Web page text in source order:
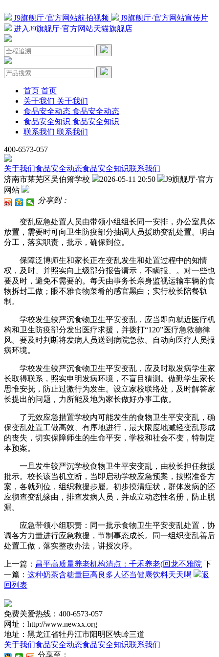
J9旗舰厅·官方网站航拍视频
J9旗舰厅·官方网站宣传片
进入J9旗舰厅·官方网站天猫旗舰店
首页 首页
关于我们 关于我们
食品安全动态 食品安全动态
食品安全知识 食品安全知识
联系我们 联系我们
400-6573-057
关于我们食品安全动态食品安全知识联系我们
济南市莱芜区吴伯箫学校
2026-05-11 20:50
J9旗舰厅·官方
网站
分享到：
变乱应急处置人员由带领小组组长同一安排，办公室具体
放置，需要时可向卫生防疫部分抽调人员援助变乱处置。明白
分工，落实职责，批示，确保到位。
保障泛博师生和家长正在变乱发生和处置过程中的知情
权，及时、并照实向上级部分报告请示，不瞒报、。对一些也
要及时，避免不需要的。每天由事务长亲身监视运输车辆的食
物拆封工做；眼不雅食物菜肴的感官黑白；实行校长陪餐轨
制。
学校发生较严沉食物卫生平安变乱，应当即向就近医疗机
构和卫生防疫部分发出医疗求援，并拨打“120”医疗急救德律
风。要及时判断将发病人员送到病院急救。自动向医疗人员报
病环境。
学校发生较严沉食物卫生平安变乱，应及时取发病学生家
长取得联系，照实申明发病环境，不盲目猜测。做勤学生家长
思惟安抚，防止过激行为发生。设立家校联络处，及时解答家
长提出的问题，力所能及地为家长做好办事工做。
了无效应急措置学校内可能发生的食物卫生平安变乱，确
保变乱处置工做高效、有序地进行，最大限度地减轻变乱形成
的丧失，切实保障师生的生命平安，学校和社会不变，特制定
本预案。
一旦发生较严沉学校食物卫生平安变乱，由校长担任救援
批示。校长该当机立断，当即启动学校应急预案，按照准备方
案，各就列位，组织救援步履。初步摸清症状，群体发病的还
应彻查变乱缘由，排查发病人员，并成立动态性名册，防止脱
漏。
应急带领小组职责：同一批示食物卫生平安变乱处置，协
调各方力量进行应急救援，节制事态成长。同一组织变乱善后
处置工做，落实整改办法，讲授次序。
上一篇： 昌平高质量养老机构清点：千禾养老(回龙不雅院 下
一篇： 这种奶茶含糖量巨高良多人还当健康饮料天天喝
返
回列表
免费关爱热线：400-6573-057
网址：http://www.newxx.org
地址：黑龙江省牡丹江市阳明区铁岭三道
关于我们食品安全动态食品安全知识联系我们
分享至：